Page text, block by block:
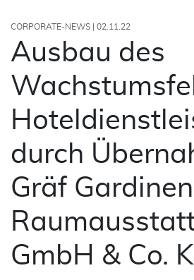
CORPORATE-NEWS | 02.11.22
Ausbau des
durch
Gräf
GmbH & Co.